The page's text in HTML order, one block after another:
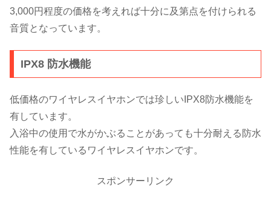
3,000円程度の価格を考えれば十分に及第点を付けられる
音質となっています。
IPX8 防水機能
低価格のワイヤレスイヤホンでは珍しいIPX8防水機能を
有しています。
入浴中の使用で水がかぶることがあっても十分耐える防水
性能を有しているワイヤレスイヤホンです。
スポンサーリンク